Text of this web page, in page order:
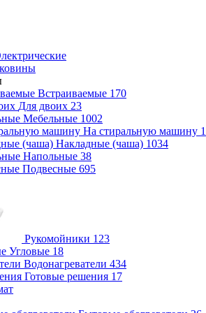
Встраиваемые 170
Для двоих 23
Мебельные 1002
На стиральную машину
Накладные (чаша) 1034
Напольные 38
Подвесные 695
Рукомойники 123
Угловые 18
Водонагреватели 434
Готовые решения 17